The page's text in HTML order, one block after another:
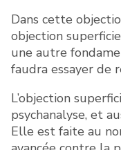
Dans cette
objection
une autre
faudra essayer de
L’objection
psychanalyse, et
Elle est faite au